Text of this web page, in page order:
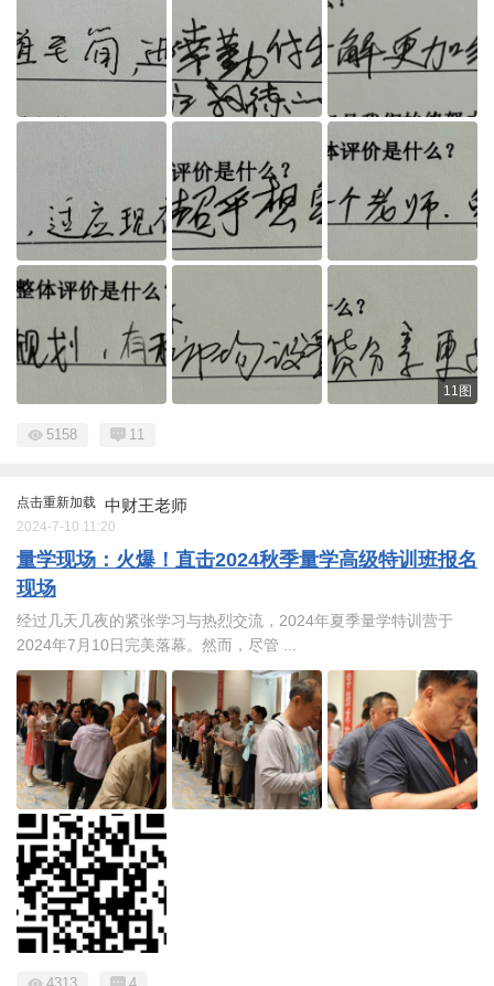
11图
5158 11
点击重新加载 中财王老师
2024-7-10 11:20
量学现场：火爆！直击2024秋季量学高级特训班报名
现场
经过几天几夜的紧张学习与热烈交流，2024年夏季量学特训营于
2024年7月10日完美落幕。然而，尽管 ...